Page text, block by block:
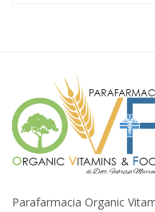
Parafarmacia Organic